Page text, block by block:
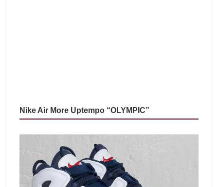
Nike Air More Uptempo “OLYMPIC”